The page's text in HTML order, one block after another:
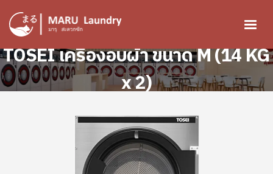
ข้ามไปยังเนื้อหาหลัก
Image
TOSEI เครื่องอบผ้า ขนาด M (14 KG
x 2)